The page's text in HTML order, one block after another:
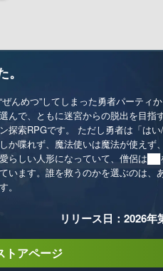
“ぜんめつ”してしまった勇者パーティ
選んで、ともに迷宮からの脱出を目指
ン探索RPGです。 ただし勇者は「はい/
しか喋れず、魔法使いは魔法が使えず
愛らしい人形になっていて、僧侶は██
ています。誰を救うのかを選ぶのは、
す。
リリース日：2026年
トアページ